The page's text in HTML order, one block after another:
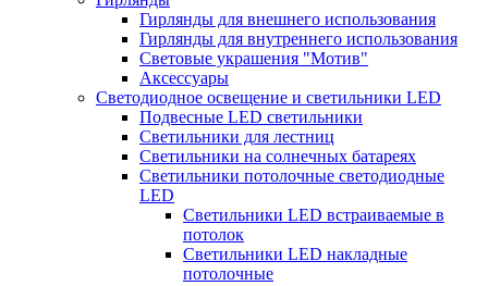
Гирлянды для внешнего использования
Гирлянды для внутреннего использования
Световые украшения "Мотив"
Аксессуары
Светодиодное освещение и светильники LED
Подвесные LED светильники
Светильники для лестниц
Светильники на солнечных батареях
Светильники потолочные светодиодные
LED
Cветильники LED встраиваемые в
потолок
Светильники LED накладные
потолочные